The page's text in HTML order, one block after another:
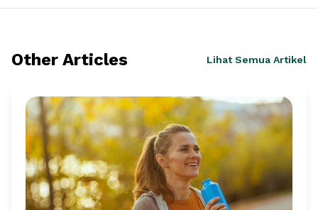
Other Articles Lihat Semua Artikel